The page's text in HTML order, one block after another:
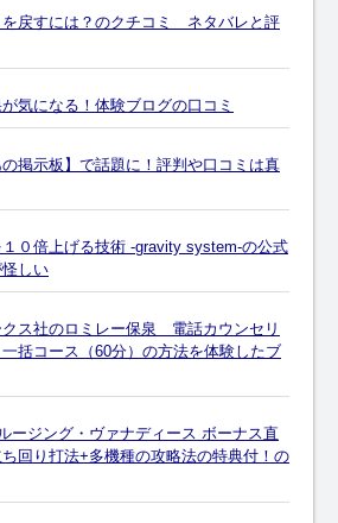
を戻すには？のクチコミ ネタバレと評
が気になる！体験ブログの口コミ
掲示板】で話題に！評判や口コミは真
０倍上げる技術 -gravity system-の公式
しい
ス社のロミレー保泉 電話カウンセリ
括コース（60分）の方法を体験したブ
ージング・ヴァナディース ボーナス直
回り打法+多機種の攻略法の特典付！の